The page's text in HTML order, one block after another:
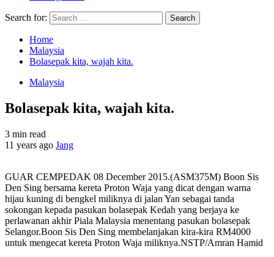
Search for:
Home
Malaysia
Bolasepak kita, wajah kita.
Malaysia
Bolasepak kita, wajah kita.
3 min read
11 years ago Jang
GUAR CEMPEDAK 08 December 2015.(ASM375M) Boon Sis
Den Sing bersama kereta Proton Waja yang dicat dengan warna
hijau kuning di bengkel miliknya di jalan Yan sebagai tanda
sokongan kepada pasukan bolasepak Kedah yang berjaya ke
perlawanan akhir Piala Malaysia menentang pasukan bolasepak
Selangor.Boon Sis Den Sing membelanjakan kira-kira RM4000
untuk mengecat kereta Proton Waja miliknya.NSTP/Amran Hamid